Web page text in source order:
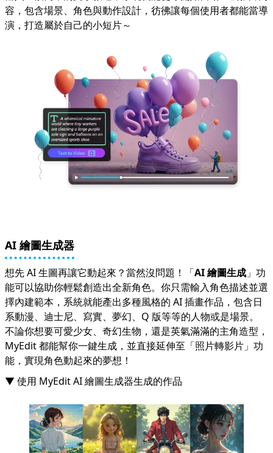
容，包含場景、角色與動作設計，彷彿讓每個使用者都能當導
演，打造屬於自己的小短片～
AI 繪圖生成器
想先 AI 生圖再讓它動起來？當然沒問題！「AI 繪圖生成 」功
能可以協助你輕鬆創造出全新角色。你只需輸入角色描述並選
擇內建範本，系統就能產出多種風格的 AI 插畫作品，包含日
系動漫、迪士尼、寫實、夢幻、Q 版等等的人物或是場景。
不論你想要可愛少女、奇幻生物，還是英氣滿滿的主角造型，
MyEdit 都能幫你一鍵生成，並直接延伸至「照片轉影片」功
能，實現角色動起來的夢想！
▼ 使用 MyEdit AI 繪圖生成器生成的作品